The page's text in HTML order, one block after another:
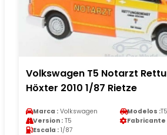
Volkswagen T5 Notarzt
Höxter 2010 1/87 Rietze
Marca : Volkswagen Modelos :T5
Version : T5 Fabricante
Escala : 1/87